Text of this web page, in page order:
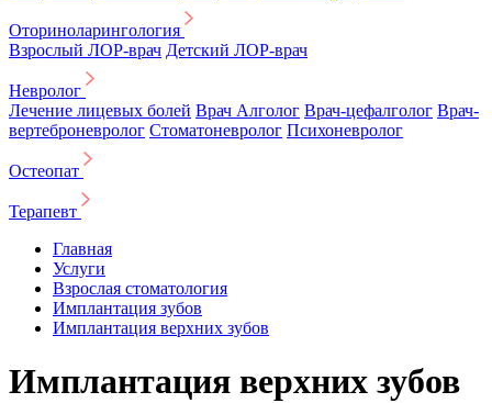
Оториноларингология
Взрослый ЛОР-врач Детский ЛОР-врач
Невролог
Лечение лицевых болей Врач Алголог Врач-цефалголог Врач-
вертеброневролог Стоматоневролог Психоневролог
Остеопат
Терапевт
Главная
Услуги
Взрослая стоматология
Имплантация зубов
Имплантация верхних зубов
Имплантация верхних зубов